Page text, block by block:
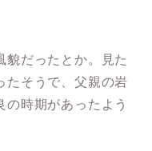
貌だったとか。見た
たそうで、父親の岩
の時期があったよう